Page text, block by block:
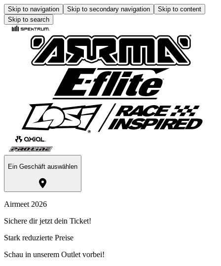
Skip to navigation Skip to secondary navigation
Skip to content
Skip to search
Ein Geschäft auswählen
Airmeet 2026
Sichere dir jetzt dein Ticket!
Stark reduzierte Preise
Schau in unserem Outlet vorbei!